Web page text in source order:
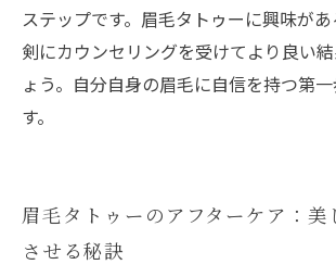
ステップです。眉毛タトゥーに興味が
剣にカウンセリングを受けてより良い
ょう。自分自身の眉毛に自信を持つ第
す。
眉毛タトゥーのアフターケア：美
させる秘訣